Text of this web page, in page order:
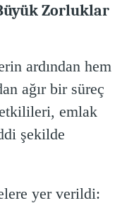
Zorluklar
ardından hem
ağır bir süreç
emlak
şekilde
yer verildi: